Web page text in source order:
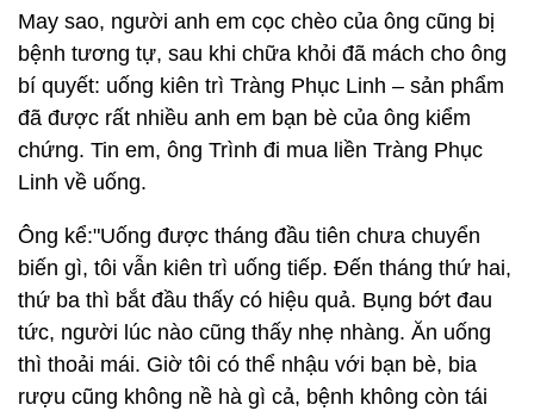
May sao, người anh em cọc chèo của ông cũng bị
bệnh tương tự, sau khi chữa khỏi đã mách cho ông
bí quyết: uống kiên trì Tràng Phục Linh – sản phẩm
đã được rất nhiều anh em bạn bè của ông kiểm
chứng. Tin em, ông Trình đi mua liền Tràng Phục
Linh về uống.
Ông kể:"Uống được tháng đầu tiên chưa chuyển
biến gì, tôi vẫn kiên trì uống tiếp. Đến tháng thứ hai,
thứ ba thì bắt đầu thấy có hiệu quả. Bụng bớt đau
tức, người lúc nào cũng thấy nhẹ nhàng. Ăn uống
thì thoải mái. Giờ tôi có thể nhậu với bạn bè, bia
rượu cũng không nề hà gì cả, bệnh không còn tái